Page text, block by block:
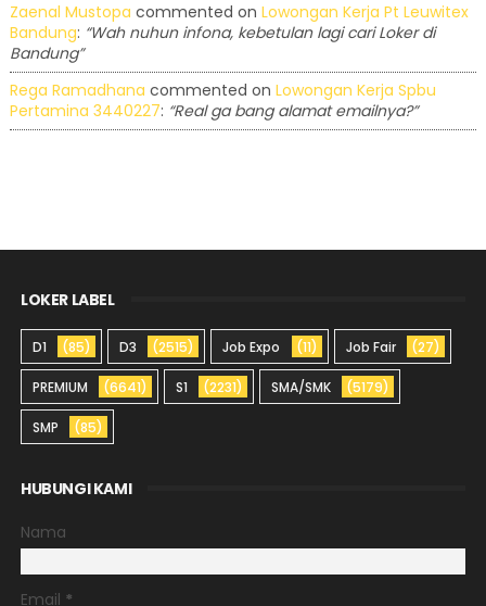
Zaenal Mustopa commented on Lowongan Kerja Pt Leuwitex
Bandung: “Wah nuhun infona, kebetulan lagi cari Loker di
Bandung”
Rega Ramadhana commented on Lowongan Kerja Spbu
Pertamina 3440227: “Real ga bang alamat emailnya?”
LOKER LABEL
D1 (85) D3 (2515) Job Expo (11) Job Fair (27)
PREMIUM (6641) S1 (2231) SMA/SMK (5179)
SMP (85)
HUBUNGI KAMI
Nama
Email *